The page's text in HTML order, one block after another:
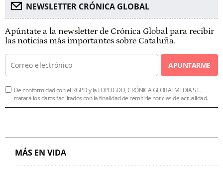
NEWSLETTER CRÓNICA GLOBAL
Apúntate a la newsletter de Crónica Global para recibir
las noticias más importantes sobre Cataluña.
APUNTARME
De conformidad con el RGPD y la LOPDGDD, CRÓNICA GLOBALMEDIA S.L.
tratará los datos facilitados con la finalidad de remitirle noticias de actualidad.
MÁS EN VIDA